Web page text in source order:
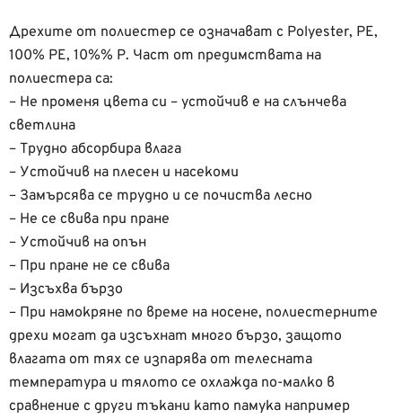
Дрехите от полиестер се означават с Polyester, PE,
100% PE, 10%% P. Част от предимствата на
полиестера са:
– Не променя цвета си – устойчив е на слънчева
светлина
– Трудно абсорбира влага
– Устойчив на плесен и насекоми
– Замърсява се трудно и се почиства лесно
– Не се свива при пране
– Устойчив на опън
– При пране не се свива
– Изсъхва бързо
– При намокряне по време на носене, полиестерните
дрехи могат да изсъхнат много бързо, защото
влагата от тях се изпарява от телесната
температура и тялото се охлажда по-малко в
сравнение с други тъкани като памука например